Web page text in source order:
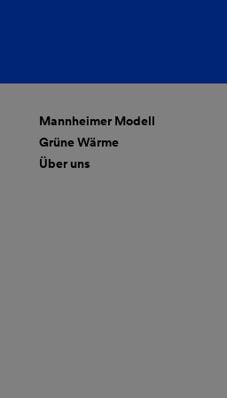
Mannheimer Modell
Grüne Wärme
Über uns